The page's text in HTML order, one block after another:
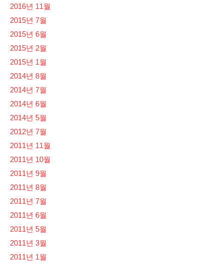
2016년 11월
2015년 7월
2015년 6월
2015년 2월
2015년 1월
2014년 8월
2014년 7월
2014년 6월
2014년 5월
2012년 7월
2011년 11월
2011년 10월
2011년 9월
2011년 8월
2011년 7월
2011년 6월
2011년 5월
2011년 3월
2011년 1월